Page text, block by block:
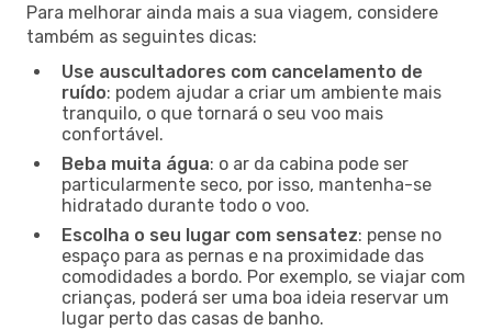
Para melhorar ainda mais a sua viagem, considere
também as seguintes dicas:
Use auscultadores com cancelamento de
ruído: podem ajudar a criar um ambiente mais
tranquilo, o que tornará o seu voo mais
confortável.
Beba muita água: o ar da cabina pode ser
particularmente seco, por isso, mantenha-se
hidratado durante todo o voo.
Escolha o seu lugar com sensatez: pense no
espaço para as pernas e na proximidade das
comodidades a bordo. Por exemplo, se viajar com
crianças, poderá ser uma boa ideia reservar um
lugar perto das casas de banho.